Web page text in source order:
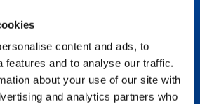
content and ads, to
features and to analyse our traffic.
about your use of our site with
and analytics partners who
d’équipements du
ou d’installations de
est à même de vous
adaptée à quasiment tous les
et garantit, ce faisant, la
du travail de vos équipes.